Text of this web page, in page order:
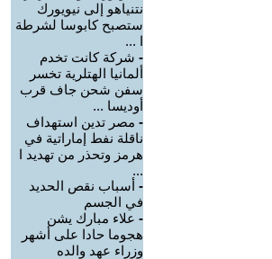
نتنياهو إلى نيويورك
ستصبح كابوسا لشرطة
ا ...
- شركة كانت تخدم
ألمانيا الهتلرية تخسر
سفن شحن جاف قرب
أوديسا ...
- مصر تدين استهداف
ناقلة نفط إماراتية في
هرمز وتحذر من تهديد ا
...
- أسباب نقص الحديد
في الجسم
- علاء مبارك يشن
هجوما حادا على أشهر
وزراء عهد والده